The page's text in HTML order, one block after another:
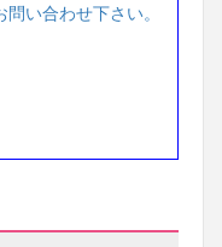
い合わせ下さい。